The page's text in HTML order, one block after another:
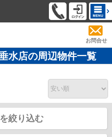
お問合せ
水店の周辺物件一覧
絞り込む